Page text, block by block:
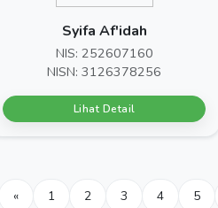
Syifa Af'idah
NIS: 252607160
NISN: 3126378256
Lihat Detail
« 1 2 3 4 5